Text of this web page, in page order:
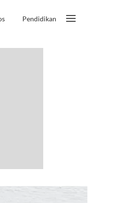
Pendidikan